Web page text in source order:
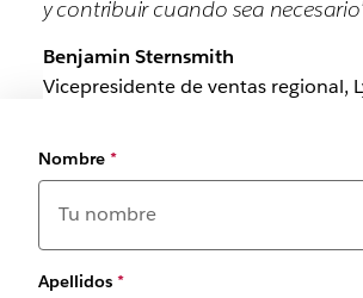
y contribuir cuando sea
Benjamin Sternsmith
Vicepresidente de ventas regional,
Nombre *
Apellidos *